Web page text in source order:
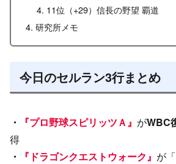
11位（+29）信長の野望 覇道
研究所メモ
今日のセルラン3行まとめ
・ 『プロ野球スピリッツＡ』 がWBC
得
・
『ドラゴンクエストウォーク』 が「